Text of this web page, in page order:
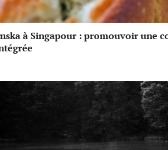
à Singapour : promouvoir une